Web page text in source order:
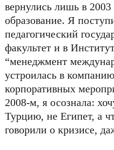
вернулись лишь в
образование. Я
педагогический
факультет и в
“менеджмент
устроилась в
корпоративных
2008-м, я осознала:
Турцию, не Египет, а
говорили о кризисе,